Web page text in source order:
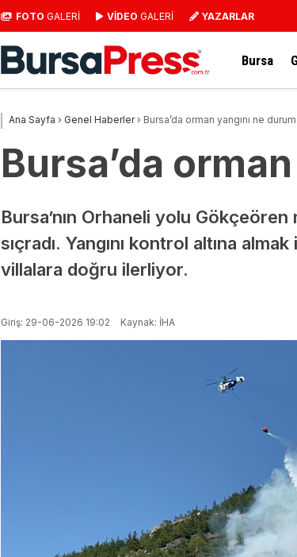
FOTO GALERİ VİDEO GALERİ YAZARLAR
Bursa
Ana Sayfa › Genel Haberler› Bursa’da orman yangını ne
Bursa’da
Bursa’nın Orhaneli yolu Gökçeören
sıçradı. Yangını kontrol altına
villalara doğru ilerliyor.
Giriş: 29-06-2026 19:02 Kaynak: İHA